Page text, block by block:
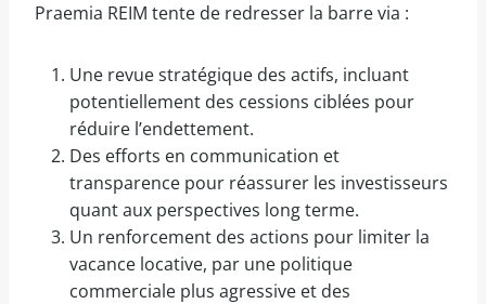
Praemia REIM tente de redresser la barre via :
Une revue stratégique des actifs, incluant
potentiellement des cessions ciblées pour
réduire l’endettement.
Des efforts en communication et
transparence pour réassurer les investisseurs
quant aux perspectives long terme.
Un renforcement des actions pour limiter la
vacance locative, par une politique
commerciale plus agressive et des